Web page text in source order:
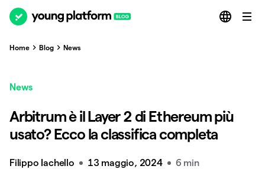
Home Blog News
News
Arbitrum è il Layer 2 di Ethereum più
usato? Ecco la classifica completa
Filippo Iachello 13 maggio, 2024 6 min